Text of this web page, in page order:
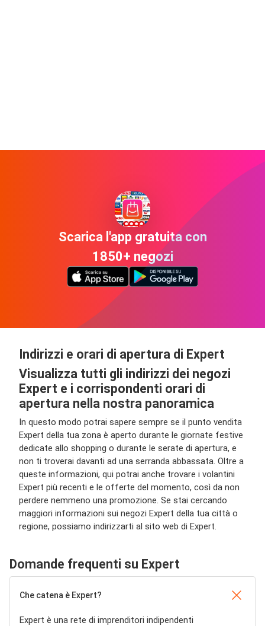
Scarica l'app gratuita con
1850+ negozi
Indirizzi e orari di apertura di Expert
Visualizza tutti gli indirizzi dei negozi
Expert e i corrispondenti orari di
apertura nella nostra panoramica
In questo modo potrai sapere sempre se il punto vendita
Expert della tua zona è aperto durante le giornate festive
dedicate allo shopping o durante le serate di apertura, e
non ti troverai davanti ad una serranda abbassata. Oltre a
queste informazioni, qui potrai anche trovare i volantini
Expert più recenti e le offerte del momento, così da non
perdere nemmeno una promozione. Se stai cercando
maggiori informazioni sui negozi Expert della tua città o
regione, possiamo indirizzarti al sito web di Expert.
Domande frequenti su Expert
Che catena è Expert?
Expert è una rete di imprenditori indipendenti